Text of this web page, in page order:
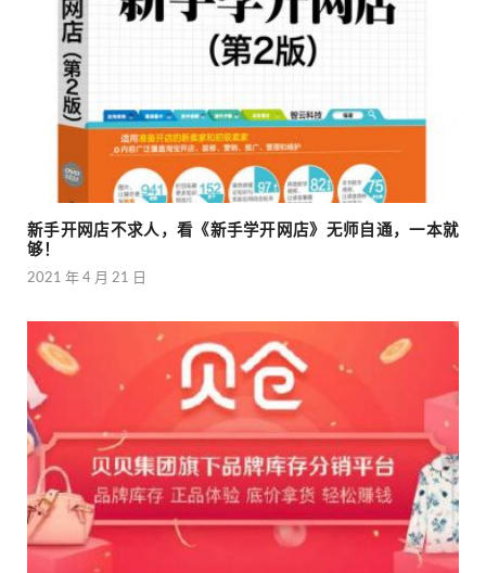
新手开网店不求人，看《新手学开网店》无师自通，一本就
够！
2021 年 4 月 21 日